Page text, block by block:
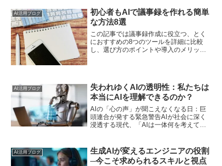
AI活用ブログ
初心者もAIで議事録を作れる簡単
な方法8選
この記事では議事録作成に役立つ、とく
におすすめの8つのツールを詳細に比較
し、選び方のポイントや導入のメリッ
AI活用ブログ
失われゆくAIの透明性：私たちは
本当にAIを理解できるのか？
AIの「心の声」が聞こえなくなる日：巨
頭連合が発する緊急警告AIが社会に深く
浸透する現代、「AIは一体何を考えてい
もなく失われるかもしれないという緊急
の警告が、通常はラ...
AI活用ブログ
生成AIが変えるエンジニアの役割
─今こそ求められるスキルと視点